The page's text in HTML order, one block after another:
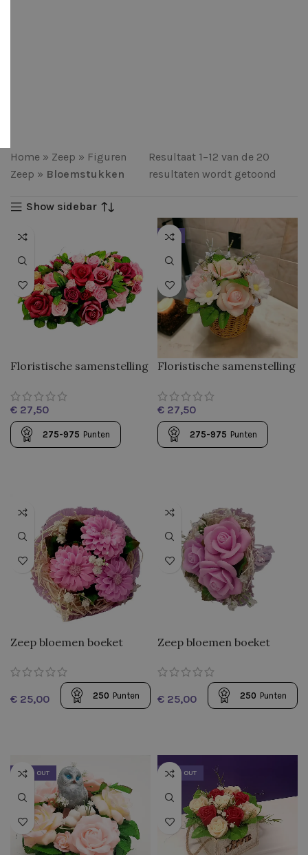
Home » Zeep » Figuren
Zeep » Bloemstukken
Resultaat 1–12 van de 20
resultaten wordt getoond
Show sidebar
Floristische samenstelling
€
275-975 Punten
HOT
Floristische samenstelling
€
275-975 Punten
Zeep bloemen boeket
€ 250 Punten
Zeep bloemen boeket
€ 250 Punten
SOLD OUT SOLD OUT